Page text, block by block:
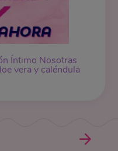
Íntimo Nosotras
vera y caléndula